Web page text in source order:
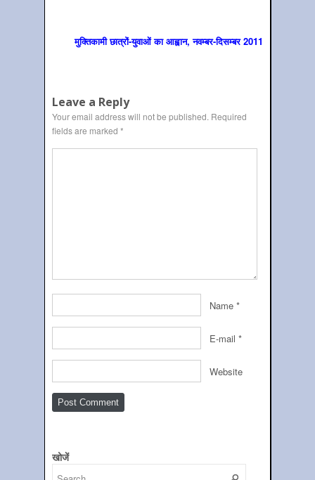
मुक्तिकामी छात्रों-युवाओं का आह्वान, नवम्‍बर-दिसम्‍बर 2011
Leave a Reply
Your email address will not be published. Required
fields are marked *
Name *
E-mail *
Website
खोजें